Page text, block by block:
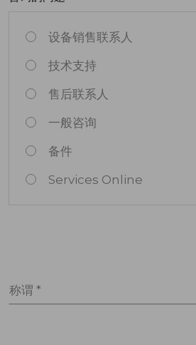
设备销售联系人
技术支持
售后联系人
一般咨询
备件
Services Online
称谓 *